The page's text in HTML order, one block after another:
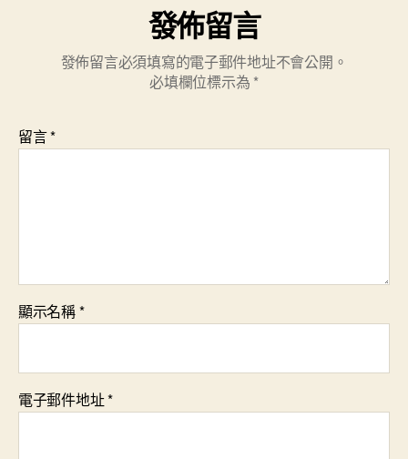
發佈留言
發佈留言必須填寫的電子郵件地址不會公開。
必填欄位標示為 *
留言*
顯示名稱*
電子郵件地址*